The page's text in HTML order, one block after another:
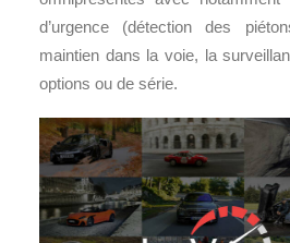
d’urgence (détection des
maintien dans la voie, la
options ou de série.